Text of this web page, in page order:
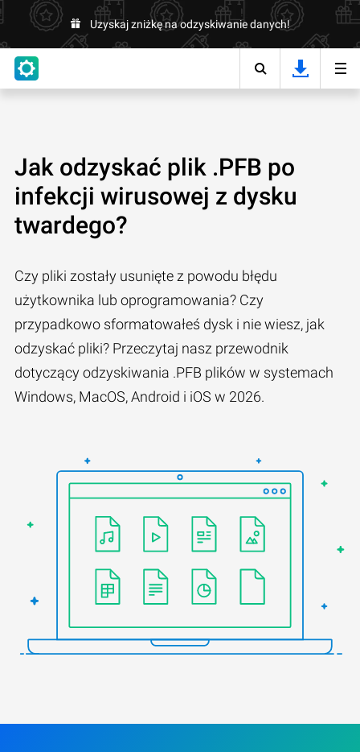
Uzyskaj zniżkę na odzyskiwanie danych!
Jak odzyskać plik .PFB po
infekcji wirusowej z dysku
twardego?
Czy pliki zostały usunięte z powodu błędu
użytkownika lub oprogramowania? Czy
przypadkowo sformatowałeś dysk i nie wiesz, jak
odzyskać pliki? Przeczytaj nasz przewodnik
dotyczący odzyskiwania .PFB plików w systemach
Windows, MacOS, Android i iOS w 2026.